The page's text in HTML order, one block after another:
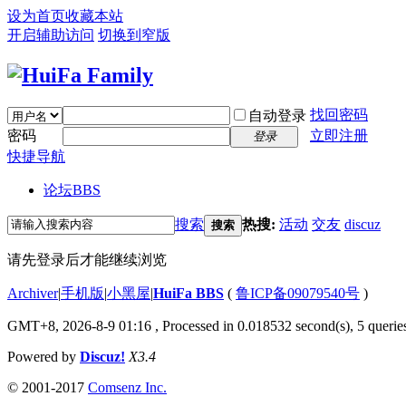
设为首页收藏本站
开启辅助访问 切换到窄版
自动登录 找回密码
密码
登录
立即注册
快捷导航
论坛BBS
搜索 搜索 热搜: 活动 交友 discuz
请先登录后才能继续浏览
Archiver|手机版|小黑屋|HuiFa BBS ( 鲁ICP备09079540号 )
GMT+8, 2026-8-9 01:16 , Processed in 0.018532 second(s), 5
Powered by Discuz! X3.4
© 2001-2017 Comsenz Inc.